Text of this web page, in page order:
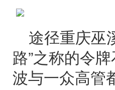
途径重庆巫
路”之称的令
波与一众高管